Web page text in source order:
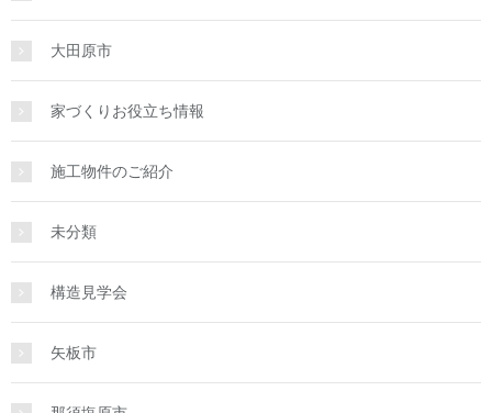
大田原市
家づくりお役立ち情報
施工物件のご紹介
未分類
構造見学会
矢板市